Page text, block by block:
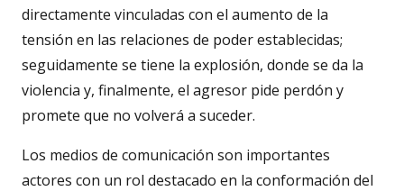
directamente vinculadas con el aumento de la
tensión en las relaciones de poder establecidas;
seguidamente se tiene la explosión, donde se da la
violencia y, finalmente, el agresor pide perdón y
promete que no volverá a suceder.
Los medios de comunicación son importantes
actores con un rol destacado en la conformación del